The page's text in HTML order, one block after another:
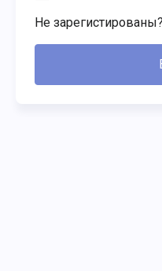
Не зарегистированы?